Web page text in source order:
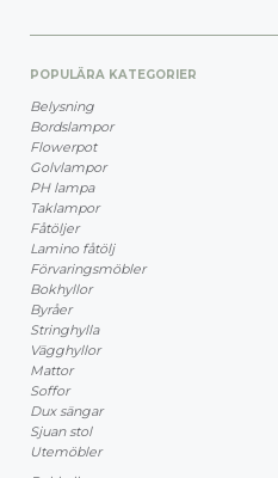
POPULÄRA KATEGORIER
Belysning
Bordslampor
Flowerpot
Golvlampor
PH lampa
Taklampor
Fåtöljer
Lamino fåtölj
Förvaringsmöbler
Bokhyllor
Byråer
Stringhylla
Vägghyllor
Mattor
Soffor
Dux sängar
Sjuan stol
Utemöbler